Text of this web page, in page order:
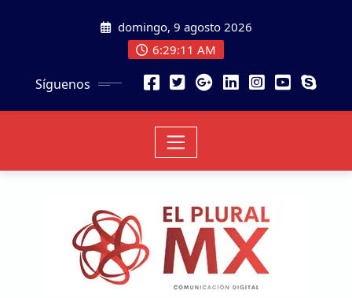
domingo, 9 agosto 2026
6:29:13 AM
Síguenos